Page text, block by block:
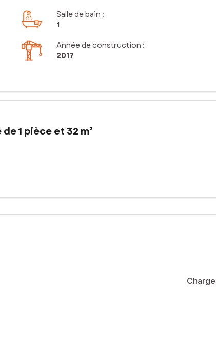
Salle de bain :
1
Année de construction :
2017
1 pièce et 32 m²
et parking – Résidence récente (2017)
cet agréable appartement T1 de 32,40 m², en rez-de-
aussi bien à un premier achat qu'à un